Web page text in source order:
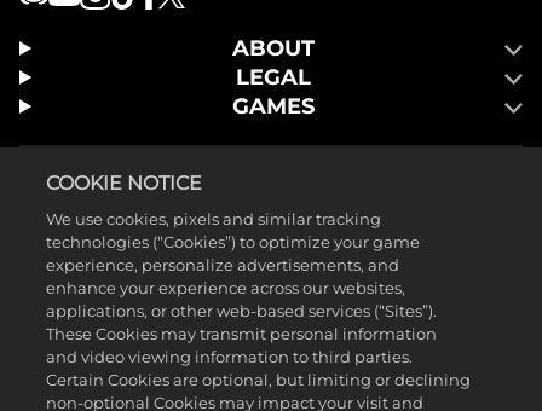
ABOUT
LEGAL
GAMES
COOKIE NOTICE
We use cookies, pixels and similar tracking
technologies (“Cookies”) to optimize your game
experience, personalize advertisements, and
enhance your experience across our websites,
applications, or other web-based services (“Sites”).
These Cookies may transmit personal information
and video viewing information to third parties.
Certain Cookies are optional, but limiting or declining
non-optional Cookies may impact your visit and